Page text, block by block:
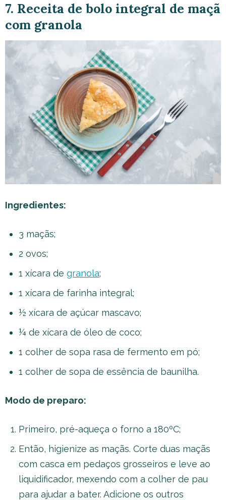
7. Receita de bolo integral de maçã
com granola
Ingredientes:
3 maçãs;
2 ovos;
1 xícara de granola;
1 xícara de farinha integral;
½ xícara de açúcar mascavo;
¼ de xícara de óleo de coco;
1 colher de sopa rasa de fermento em pó;
1 colher de sopa de essência de baunilha.
Modo de preparo:
Primeiro, pré-aqueça o forno a 180ºC;
Então, higienize as maçãs. Corte duas maçãs
com casca em pedaços grosseiros e leve ao
liquidificador, mexendo com a colher de pau
para ajudar a bater. Adicione os outros